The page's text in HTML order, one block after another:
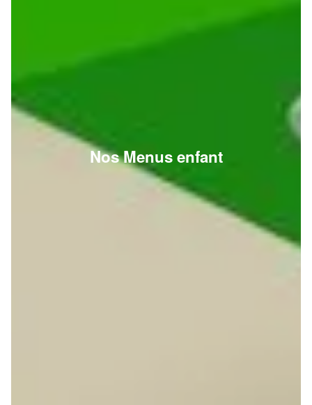
Nos Menus enfant